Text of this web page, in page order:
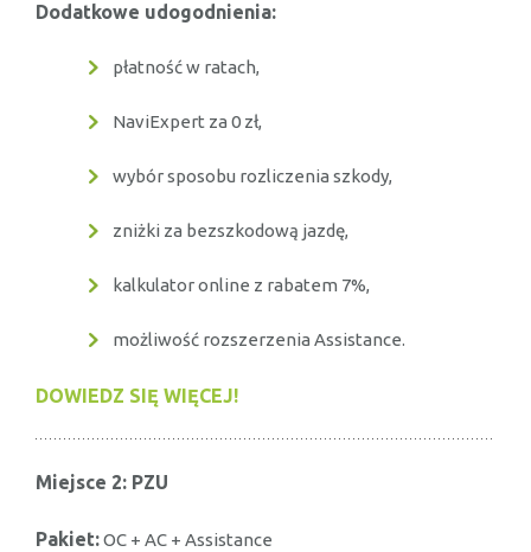
Dodatkowe udogodnienia:
płatność w ratach,
NaviExpert za 0 zł,
wybór sposobu rozliczenia szkody,
zniżki za bezszkodową jazdę,
kalkulator online z rabatem 7%,
możliwość rozszerzenia Assistance.
DOWIEDZ SIĘ WIĘCEJ!
Miejsce 2: PZU
Pakiet:OC + AC + Assistance